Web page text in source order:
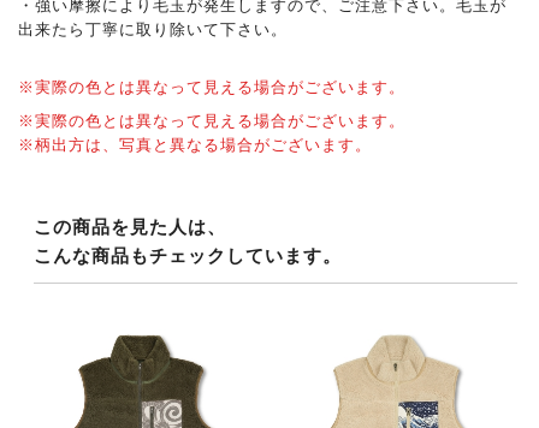
・強い摩擦により毛玉が発生しますので、ご注意下さい。毛玉が
出来たら丁寧に取り除いて下さい。
※実際の色とは異なって見える場合がございます。
※実際の色とは異なって見える場合がございます。
※柄出方は、写真と異なる場合がございます。
この商品を見た人は、
こんな商品もチェックしています。